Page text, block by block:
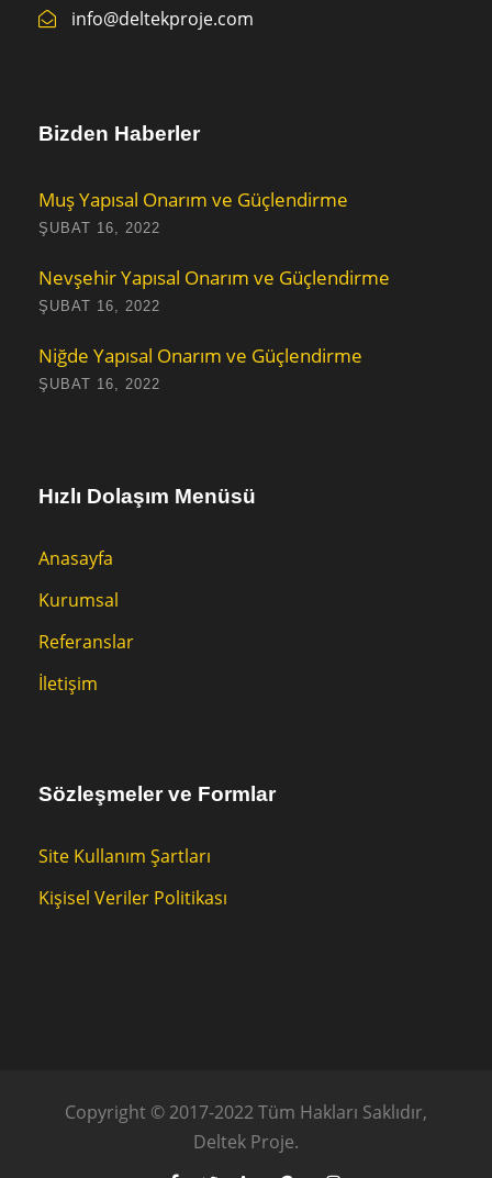
info@deltekproje.com
Bizden Haberler
Muş Yapısal Onarım ve Güçlendirme
ŞUBAT 16, 2022
Nevşehir Yapısal Onarım ve Güçlendirme
ŞUBAT 16, 2022
Niğde Yapısal Onarım ve Güçlendirme
ŞUBAT 16, 2022
Hızlı Dolaşım Menüsü
Anasayfa
Kurumsal
Referanslar
İletişim
Sözleşmeler ve Formlar
Site Kullanım Şartları
Kişisel Veriler Politikası
Copyright © 2017-2022 Tüm Hakları Saklıdır,
Deltek Proje.